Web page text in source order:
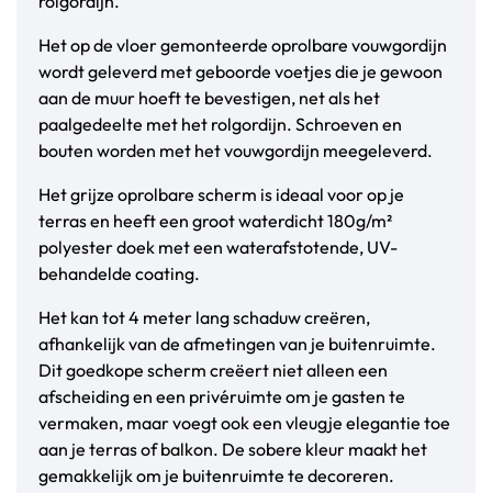
Het op de vloer gemonteerde oprolbare vouwgordijn
wordt geleverd met geboorde voetjes die je gewoon
aan de muur hoeft te bevestigen, net als het
paalgedeelte met het rolgordijn. Schroeven en
bouten worden met het vouwgordijn meegeleverd.
Het grijze oprolbare scherm is ideaal voor op je
terras en heeft een groot waterdicht 180g/m²
polyester doek met een waterafstotende, UV-
behandelde coating.
Het kan tot 4 meter lang schaduw creëren,
afhankelijk van de afmetingen van je buitenruimte.
Dit goedkope scherm creëert niet alleen een
afscheiding en een privéruimte om je gasten te
vermaken, maar voegt ook een vleugje elegantie toe
aan je terras of balkon. De sobere kleur maakt het
gemakkelijk om je buitenruimte te decoreren.